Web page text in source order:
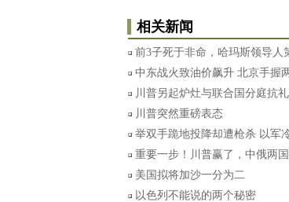
相关新闻
前3子死于非命，哈玛斯领导人
中东战火致油价飙升 北京手握
川普另起炉灶与联合国分庭抗
川普突然重磅表态
举双手跪地投降却遭枪杀 以军
重要一步！川普赢了，中俄两
美国拟将加沙一分为二
以色列不能说的两个秘密